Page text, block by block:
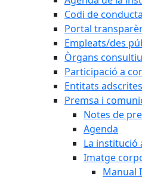
Codi de conducta
Portal
Empleats/des
Òrgans
Participació a
Entitats adscrites
Premsa i
Notes de
Agenda
La institució
Imatge
Manual